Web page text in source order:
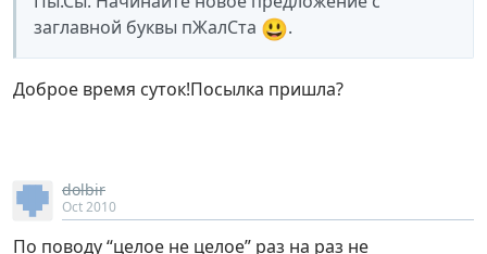
заглавной буквы пЖалСта 😃.
Доброе время суток!Посылка пришла?
dolbir
Oct 2010
По поводу “целое не целое” раз на раз не